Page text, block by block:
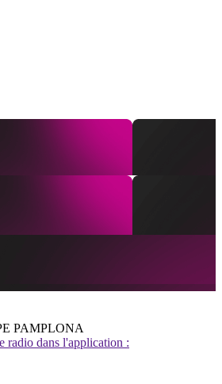
PAMPLONA
radio dans l'application :